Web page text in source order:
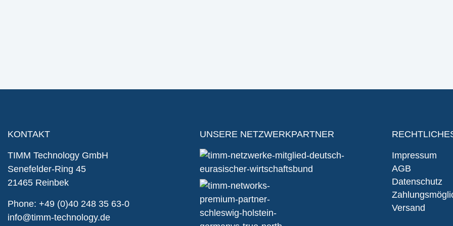
KONTAKT
TIMM Technology GmbH
Senefelder-Ring 45
21465 Reinbek
Phone: +49 (0)40 248 35 63-0
info@timm-technology.de
UNSERE NETZWERKPARTNER
Impressum
AGB
Datenschutz
Versand